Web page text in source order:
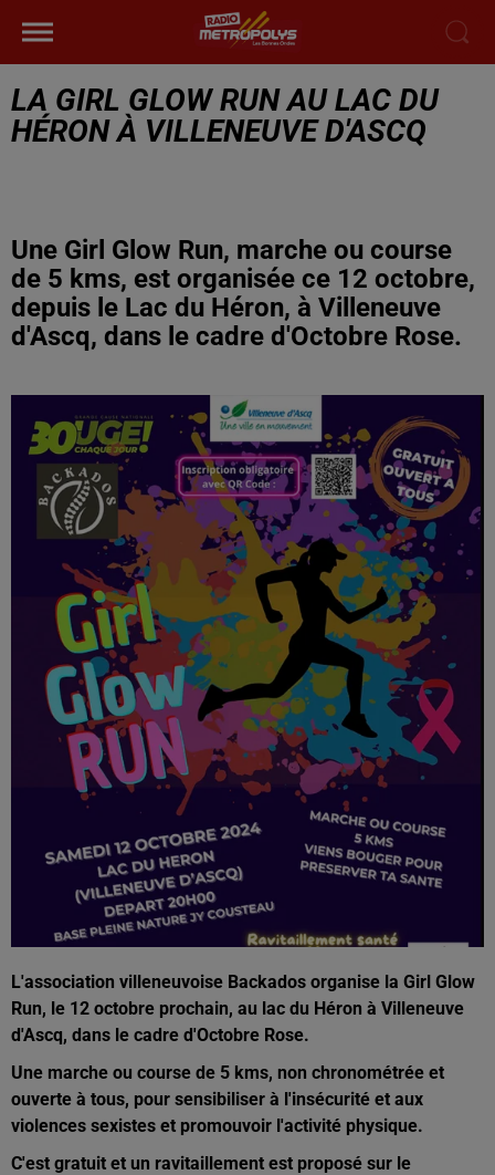
LA GIRL GLOW RUN AU LAC DU
HÉRON À VILLENEUVE D'ASCQ
Une Girl Glow Run, marche ou course
de 5 kms, est organisée ce 12 octobre,
depuis le Lac du Héron, à Villeneuve
d'Ascq, dans le cadre d'Octobre Rose.
L'association villeneuvoise Backados organise la Girl Glow
Run, le 12 octobre prochain, au lac du Héron à Villeneuve
d'Ascq, dans le cadre d'Octobre Rose.
Une marche ou course de 5 kms, non chronométrée et
ouverte à tous, pour sensibiliser à l'insécurité et aux
violences sexistes et promouvoir l'activité physique.
C'est gratuit et un ravitaillement est proposé sur le